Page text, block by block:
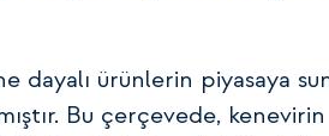
ürünlerin piyasaya
Bu çerçevede,